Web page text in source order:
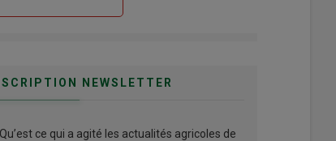
NEWSLETTER
Qu’est ce qui a agité les actualités agricoles de